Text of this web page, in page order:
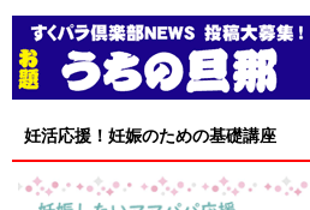
妊活応援！妊娠のための基礎講座